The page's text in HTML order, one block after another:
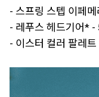
- 스프링 스텝 이페
- 레푸스 헤드기어*
- 이스터 컬러 팔레